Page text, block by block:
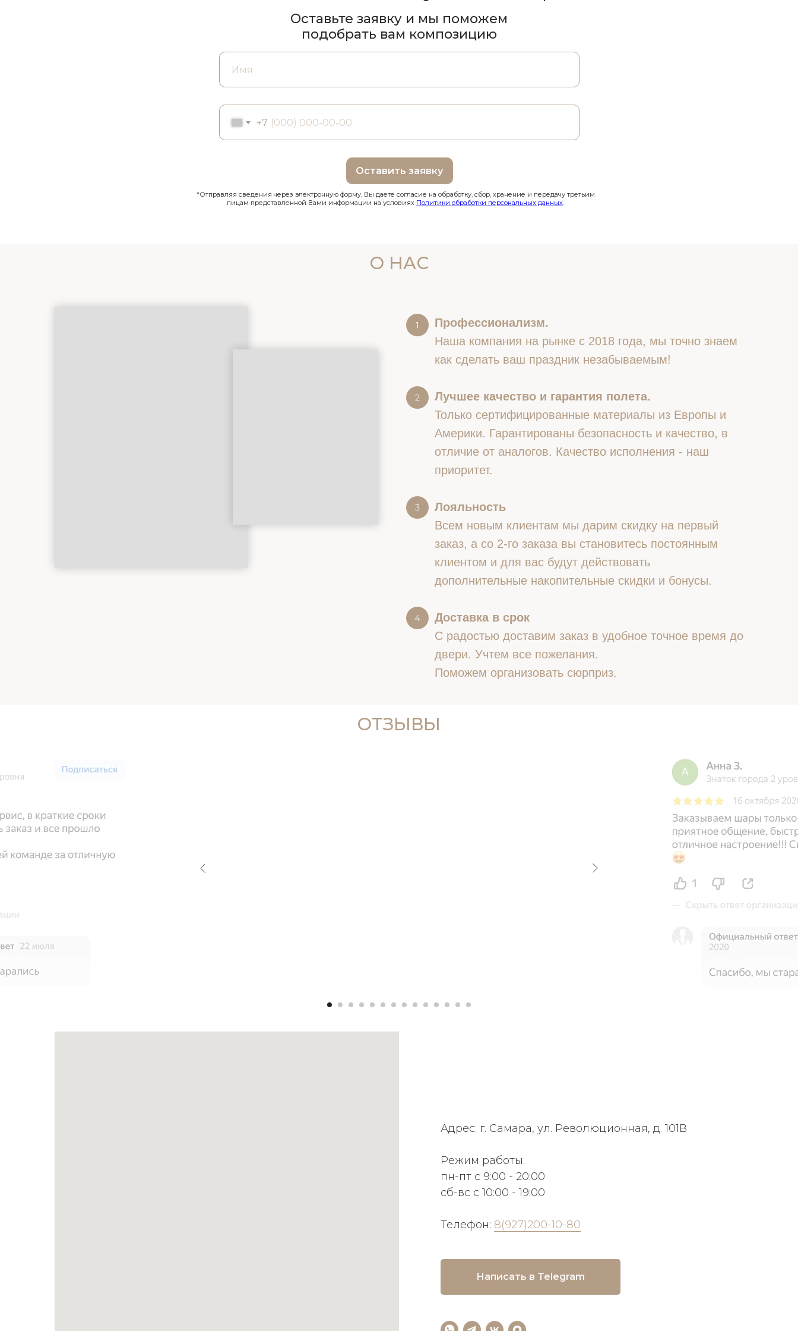
+7
Оставить заявку
Оставьте заявку и мы поможем
подобрать вам композицию
*Отправляя сведения через электронную форму, Вы даете согласие на обработку, сбор, хранение и передачу третьим
лицам представленной Вами информации на условиях Политики обработки персональных данных.
О НАС
Профессионализм.
Наша компания на рынке с 2018 года, мы точно знаем
как сделать ваш праздник незабываемым!
Лучшее качество и гарантия полета.
Только сертифицированные материалы из Европы и
Америки. Гарантированы безопасность и качество, в
отличие от аналогов. Качество исполнения - наш
приоритет.
Лояльность
Всем новым клиентам мы дарим скидку на первый
заказ, а со 2-го заказа вы становитесь постоянным
клиентом и для вас будут действовать
дополнительные накопительные скидки и бонусы.
Доставка в срок
С радостью доставим заказ в удобное точное время до
двери. Учтем все пожелания.
Поможем организовать сюрприз.
ОТЗЫВЫ
Адрес: г. Самара, ул. Революционная, д. 101В
Режим работы:
пн-пт с 9:00 - 20:00
сб-вс с 10:00 - 19:00
Телефон: 8(927)200-10-80
Написать в Telegram